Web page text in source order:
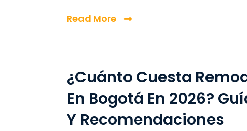
Read More
¿Cuánto Cuesta
En Bogotá En 2026?
Y Recomendaciones